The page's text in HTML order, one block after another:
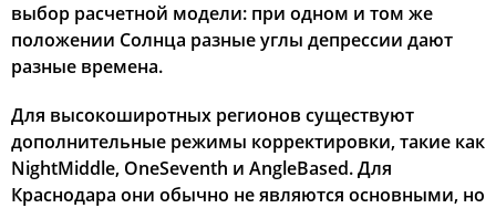
выбор расчетной модели: при одном и том же
положении Солнца разные углы депрессии дают
разные времена.
Для высокоширотных регионов существуют
дополнительные режимы корректировки, такие как
NightMiddle, OneSeventh и AngleBased. Для
Краснодара они обычно не являются основными, но